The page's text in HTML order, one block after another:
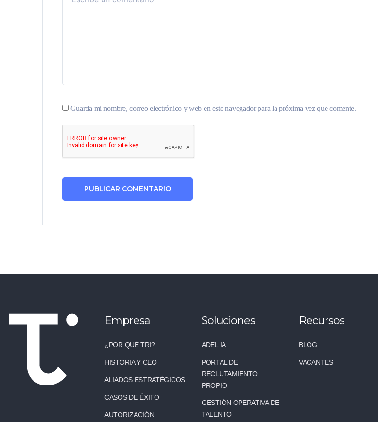
Guarda mi nombre, correo electrónico y web en este navegador para la próxima vez que comente.
Empresa
¿POR QUÉ TRI?
HISTORIA Y CEO
ALIADOS ESTRATÉGICOS
CASOS DE ÉXITO
AUTORIZACIÓN
Soluciones
ADEL IA
PORTAL DE
RECLUTAMIENTO
PROPIO
GESTIÓN OPERATIVA DE
TALENTO
Recursos
BLOG
VACANTES